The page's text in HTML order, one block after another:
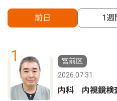
前日 1週
1
宮前区
2026.07.31
内科 内視鏡検